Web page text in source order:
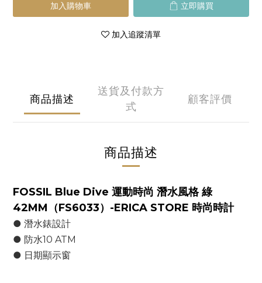
加入購物車 立即購買
加入追蹤清單
商品描述
送貨及付款方
式
顧客評價
商品描述
FOSSIL Blue Dive 運動時尚 潛水風格 綠
42MM（FS6033）-ERICA STORE 時尚時計
● 潛水錶設計
● 防水10 ATM
● 日期顯示窗